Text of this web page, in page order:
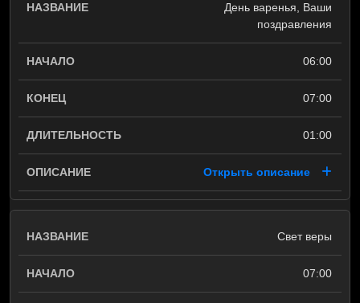
День варенья, Ваши
поздравления
06:00
07:00
01:00
Открыть описание
Свет веры
07:00